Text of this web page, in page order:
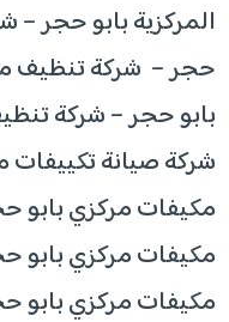
المركزية بابو حجر –
حجر – شركة تنظيف
بابو حجر – شركة
شركة صيانة
مكيفات مركزي بابو
مكيفات مركزي
مكيفات مركزي بابو